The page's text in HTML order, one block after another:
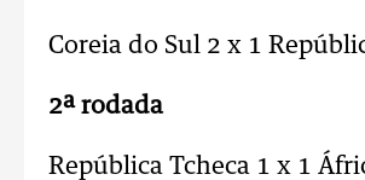
Coreia do Sul 2 x 1
2ª rodada
República Tcheca 1 x 1